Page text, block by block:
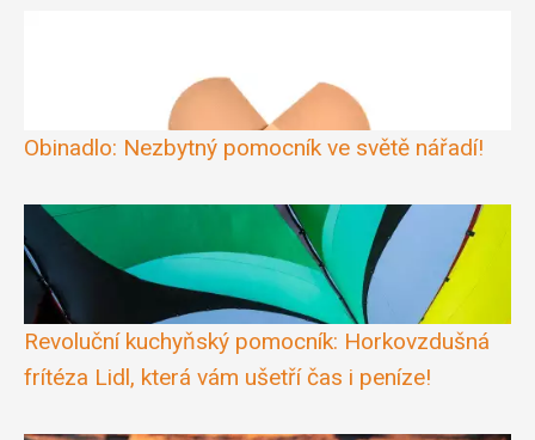
Obinadlo: Nezbytný pomocník ve světě nářadí!
Revoluční kuchyňský pomocník: Horkovzdušná
frítéza Lidl, která vám ušetří čas i peníze!